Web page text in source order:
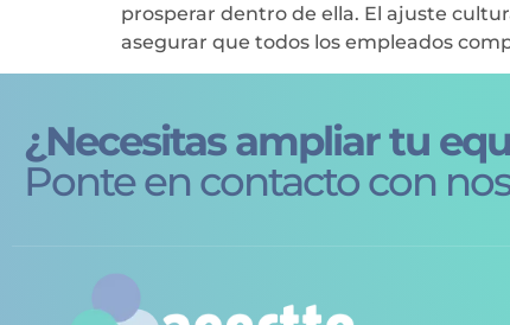
prosperar dentro de ella. El ajuste
asegurar que todos los empleados
¿Necesitas ampliar tu
Ponte en contacto con